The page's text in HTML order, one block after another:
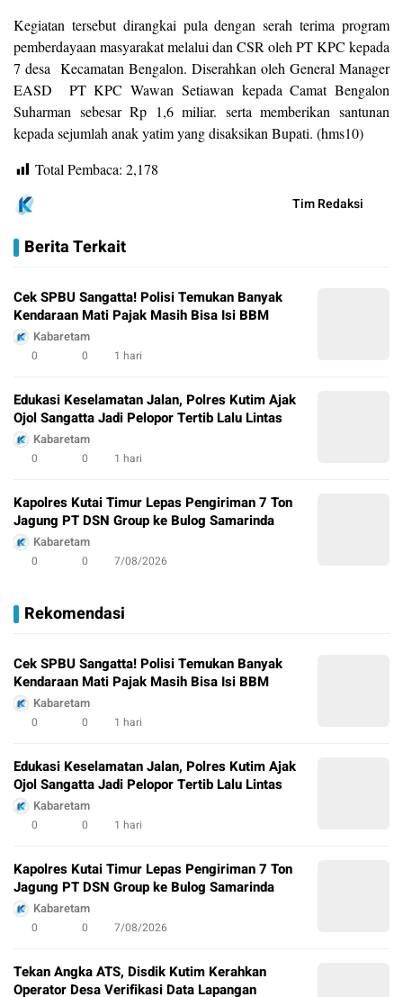
Kegiatan tersebut dirangkai pula dengan serah terima program
pemberdayaan masyarakat melalui dan CSR oleh PT KPC kepada
7 desa Kecamatan Bengalon. Diserahkan oleh General Manager
EASD PT KPC Wawan Setiawan kepada Camat Bengalon
Suharman sebesar Rp 1,6 miliar. serta memberikan santunan
kepada sejumlah anak yatim yang disaksikan Bupati. (hms10)
Total Pembaca: 2,178
Tim Redaksi
Berita Terkait
Cek SPBU Sangatta! Polisi Temukan Banyak
Kendaraan Mati Pajak Masih Bisa Isi BBM
Kabaretam
0 0 1 hari
Edukasi Keselamatan Jalan, Polres Kutim Ajak
Ojol Sangatta Jadi Pelopor Tertib Lalu Lintas
Kabaretam
0 0 1 hari
Kapolres Kutai Timur Lepas Pengiriman 7 Ton
Jagung PT DSN Group ke Bulog Samarinda
Kabaretam
0 0 7/08/2026
Rekomendasi
Cek SPBU Sangatta! Polisi Temukan Banyak
Kendaraan Mati Pajak Masih Bisa Isi BBM
Kabaretam
0 0 1 hari
Edukasi Keselamatan Jalan, Polres Kutim Ajak
Ojol Sangatta Jadi Pelopor Tertib Lalu Lintas
Kabaretam
0 0 1 hari
Kapolres Kutai Timur Lepas Pengiriman 7 Ton
Jagung PT DSN Group ke Bulog Samarinda
Kabaretam
0 0 7/08/2026
Tekan Angka ATS, Disdik Kutim Kerahkan
Operator Desa Verifikasi Data Lapangan